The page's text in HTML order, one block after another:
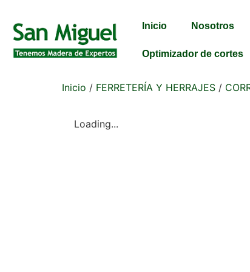
Inicio Nosotros
Optimizador de cortes
Inicio / FERRETERÍA Y HERRAJES /
Loading...